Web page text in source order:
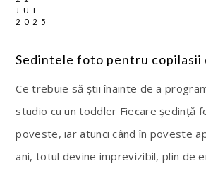
JUL
2025
Sedintele foto pentru copilasii
Ce trebuie să știi înainte de a
studio cu un toddler Fiecare ședință
poveste, iar atunci când în poveste
ani, totul devine imprevizibil, plin de